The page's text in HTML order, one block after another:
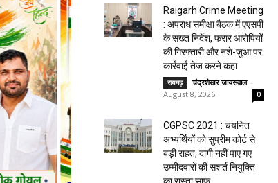
Raigarh Crime Meeting
: अपराध समीक्षा बैठक में एएसपी
के सख्त निर्देश, फरार आरोपियों
की गिरफ्तारी और नशे-जुआ पर
कार्रवाई तेज करने कहा
रायगढ़ चंद्रशेखर जायसवाल -
August 8, 2026
0
CGPSC 2021 : चयनित
अभ्यर्थियों को सुप्रीम कोर्ट से
बड़ी राहत, दागी नहीं पाए गए
उम्मीदवारों की सशर्त नियुक्ति